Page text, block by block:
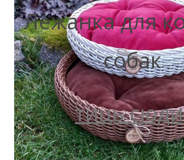
Лежанка для
собак
тиць